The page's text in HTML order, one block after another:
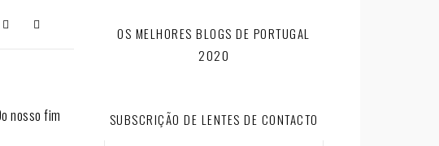
nosso fim
OS MELHORES BLOGS DE PORTUGAL
2020
SUBSCRIÇÃO DE LENTES DE CONTACTO